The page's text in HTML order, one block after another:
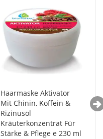
Haarmaske Aktivator
Mit Chinin, Koffein &
Rizinusöl
Kräuterkonzentrat Für
Stärke & Pflege e 230 ml